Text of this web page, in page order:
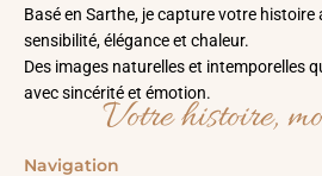
Basé en Sarthe, je capture votre histoire
sensibilité, élégance et chaleur.
Des images naturelles et intemporelles
avec sincérité et émotion.
Votre histoire,
Navigation